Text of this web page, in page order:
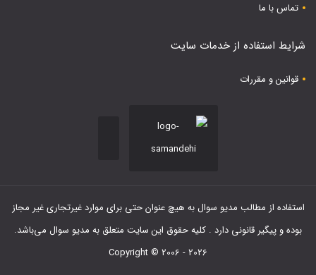
تماس با ما
شرایط استفاده از خدمات سایت
قوانین و مقررات
استفاده از مطالب مدیو سوال به هیچ عنوان حتی برای موارد غیرتجاری غیر مجاز
بوده و پیگیر قانونی دارد . کلیه حقوق این سایت متعلق به مدیو سوال می‌باشد.
Copyright © 2006 - 2026